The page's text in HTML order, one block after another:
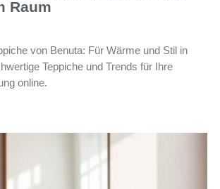
Raum
von Benuta: Für Wärme und Stil in
Teppiche und Trends für Ihre
online.